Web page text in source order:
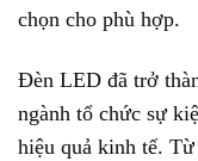
chọn cho phù hợp.
Đèn LED đã trở
ngành tổ chức sự
hiệu quả kinh tế.